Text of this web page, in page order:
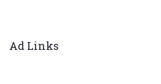
Ad Links